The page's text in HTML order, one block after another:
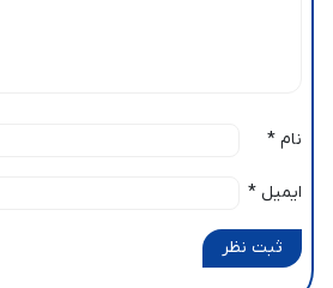
نام *
ایمیل *
ثبت نظر